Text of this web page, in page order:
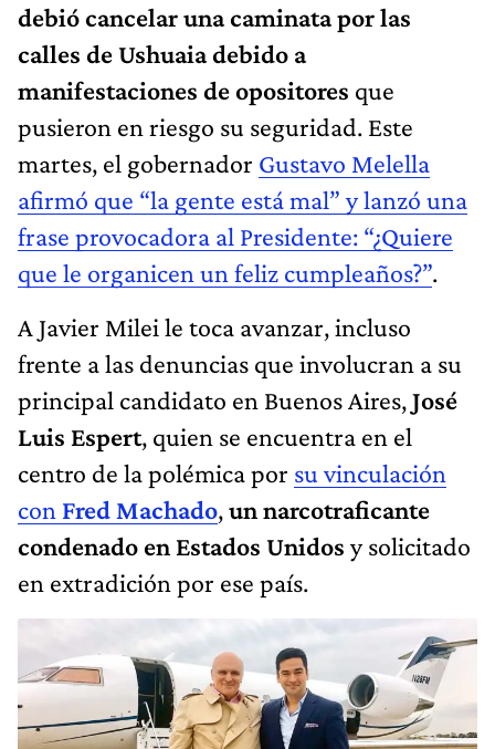
debió cancelar una caminata por las
calles de Ushuaia debido a
manifestaciones de opositores que
pusieron en riesgo su seguridad. Este
martes, el gobernador Gustavo Melella
afirmó que “la gente está mal” y lanzó una
frase provocadora al Presidente: “¿Quiere
que le organicen un feliz cumpleaños?”.
A Javier Milei le toca avanzar, incluso
frente a las denuncias que involucran a su
principal candidato en Buenos Aires,José
Luis Espert, quien se encuentra en el
centro de la polémica por su vinculación
con Fred Machado,unnarcotraficante
condenado en Estados Unidos y solicitado
en extradición por ese país.